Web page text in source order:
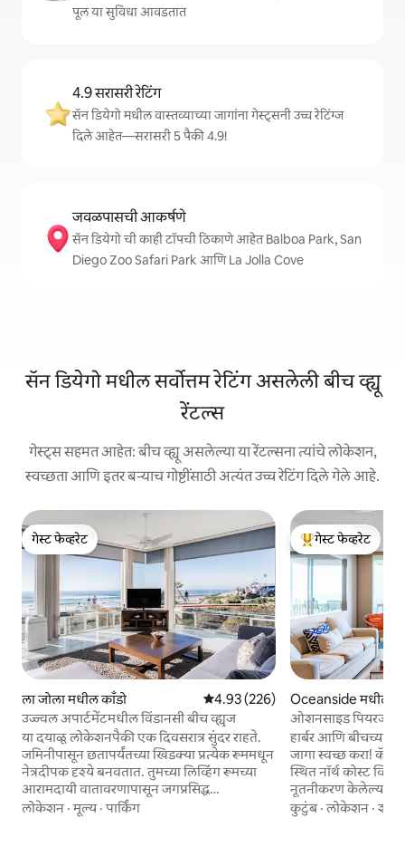
पूल या सुविधा आवडतात
4.9 सरासरी रेटिंग
सॅन डियेगो मधील वास्तव्याच्या जागांना गेस्ट्सनी उच्च रेटिंग्ज
दिले आहेत—सरासरी 5 पैकी 4.9!
जवळपासची आकर्षणे
सॅन डियेगो ची काही टॉपची ठिकाणे आहेत Balboa Park, San
Diego Zoo Safari Park आणि La Jolla Cove
सॅन डियेगो मधील सर्वोत्तम रेटिंग असलेली बीच व्ह्यू
रेंटल्स
गेस्ट्स सहमत आहेत: बीच व्ह्यू असलेल्या या रेंटल्सना त्यांचे लोकेशन,
स्वच्छता आणि इतर बऱ्याच गोष्टींसाठी अत्यंत उच्च रेटिंग दिले गेले आहे.
गेस्ट फेव्हरेट
गेस्ट फेव्हरेट
ला जोला मधील काँडो 5 पैकी 4.93 सरासरी रेटिंग, 226 रिव्ह्यूज
4.93 (226)
उज्ज्वल अपार्टमेंटमधील विंडानसी बीच व्ह्यूज
या दयाळू लोकेशनपैकी एक दिवसरात्र सुंदर राहते.
जमिनीपासून छतापर्यंतच्या खिडक्या प्रत्येक रूममधून
नेत्रदीपक दृश्ये बनवतात. तुमच्या लिव्हिंग रूमच्या
आरामदायी वातावरणापासून जगप्रसिद्ध
विंडानसीमधील सर्फर्स पाहण्याचा किंवा बीचवर
लोकेशन ·मूल्य·पार्किंग
टॉप गेस्ट फेव्हरेट
गेस्ट फेव्हरेट
Oceanside मधील
ओशनसाइड पियरजवळ
हार्बर आणि बीचच्या
जागा स्वच्छ करा!
स्थित नॉर्थ कोस्ट
नूतनीकरण केलेल्या
बाथरूम, स्लीप्स 4,
कुटुंब·लोकेशन ·शांत